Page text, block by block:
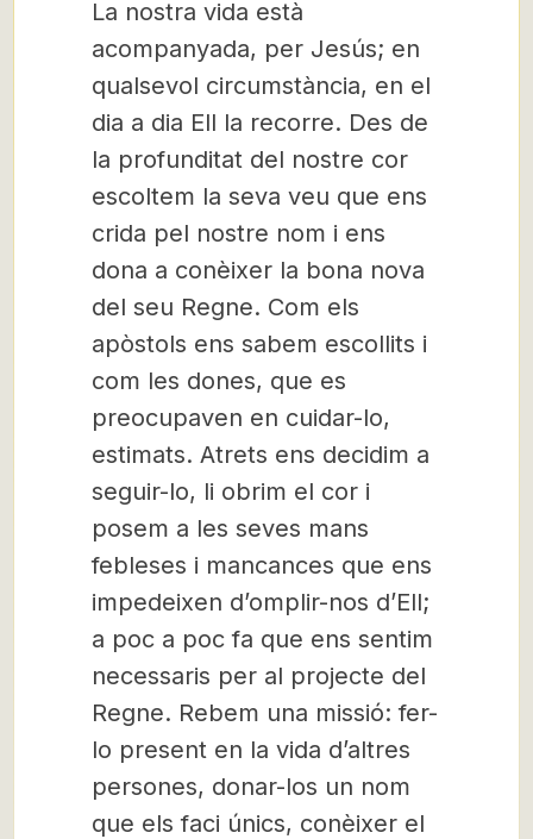
La nostra vida està
acompanyada, per Jesús; en
qualsevol circumstància, en el
dia a dia Ell la recorre. Des de
la profunditat del nostre cor
escoltem la seva veu que ens
crida pel nostre nom i ens
dona a conèixer la bona nova
del seu Regne. Com els
apòstols ens sabem escollits i
com les dones, que es
preocupaven en cuidar-lo,
estimats. Atrets ens decidim a
seguir-lo, li obrim el cor i
posem a les seves mans
febleses i mancances que ens
impedeixen d’omplir-nos d’Ell;
a poc a poc fa que ens sentim
necessaris per al projecte del
Regne. Rebem una missió: fer-
lo present en la vida d’altres
persones, donar-los un nom
que els faci únics, conèixer el